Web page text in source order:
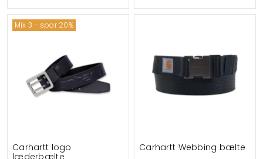
Mix 3 - spar 20%
Carhartt logo
læderbælte
Carhartt Webbing bælte